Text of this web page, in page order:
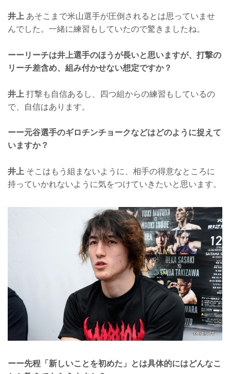
井上 あそこまで米山選手が圧倒されるとは思っていませ
んでした。一緒に練習もしていたので驚きましたね。
ーーリーチは井上選手のほうが長いと思いますが、打撃の
リーチ差含め、組み付かせない想定ですか？
井上 打撃も自信あるし、四つ組からの練習もしているの
で、自信はあります。
ーー元谷選手のギロチンチョークなどはどのように捉えて
いますか？
井上 そこはもう組まないように、相手の得意なところに
持っていかれないように気をつけていきたいと思います。
ーー先程「新しいことを初めた」とは具体的にはどんなこ